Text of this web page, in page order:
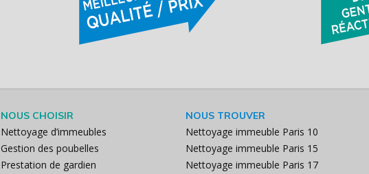
NOUS CHOISIR
Nettoyage d’immeubles
Gestion des poubelles
Prestation de gardien
NOUS TROUVER
Nettoyage immeuble Paris 10
Nettoyage immeuble Paris 15
Nettoyage immeuble Paris 17